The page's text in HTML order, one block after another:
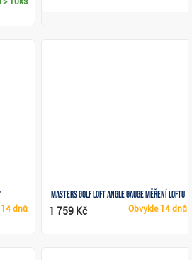
14 dnů
Masters Golf Loft Angle Gauge měření loftu
Obvykle 14 dnů
1 759 Kč